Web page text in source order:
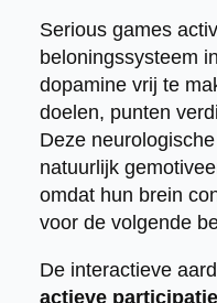
Serious games
beloningssysteem
dopamine vrij te
doelen, punten
Deze
natuurlijk
omdat hun brein
voor de volgende
De interactieve
actieve participatie